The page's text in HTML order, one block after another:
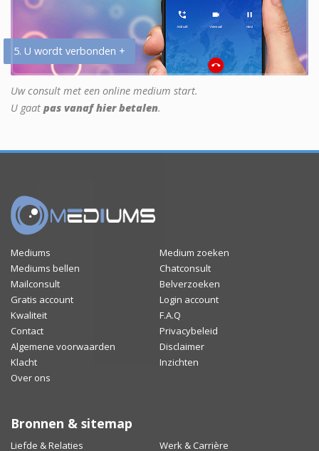
5. U wordt verbonden +
Uw consult met een online medium start.
U gaat pas vanaf hier betalen.
Mediums
Medium zoeken
Mediums bellen
Chatconsult
Mailconsult
Belverzoeken
Gratis account
Login account
Kwaliteit
F.A.Q
Contact
Privacybeleid
Algemene voorwaarden
Disclaimer
Klacht
Inzichten
Over ons
Bronnen & sitemap
Liefde & Relaties Werk & Carrière